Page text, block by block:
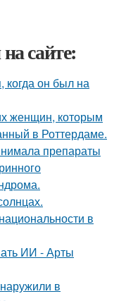
сайте:
когда он был на
женщин, которым
в Роттердаме.
препараты
в
ИИ - Арты
в